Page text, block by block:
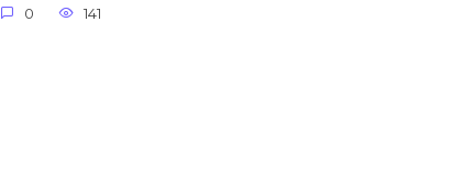
0 141